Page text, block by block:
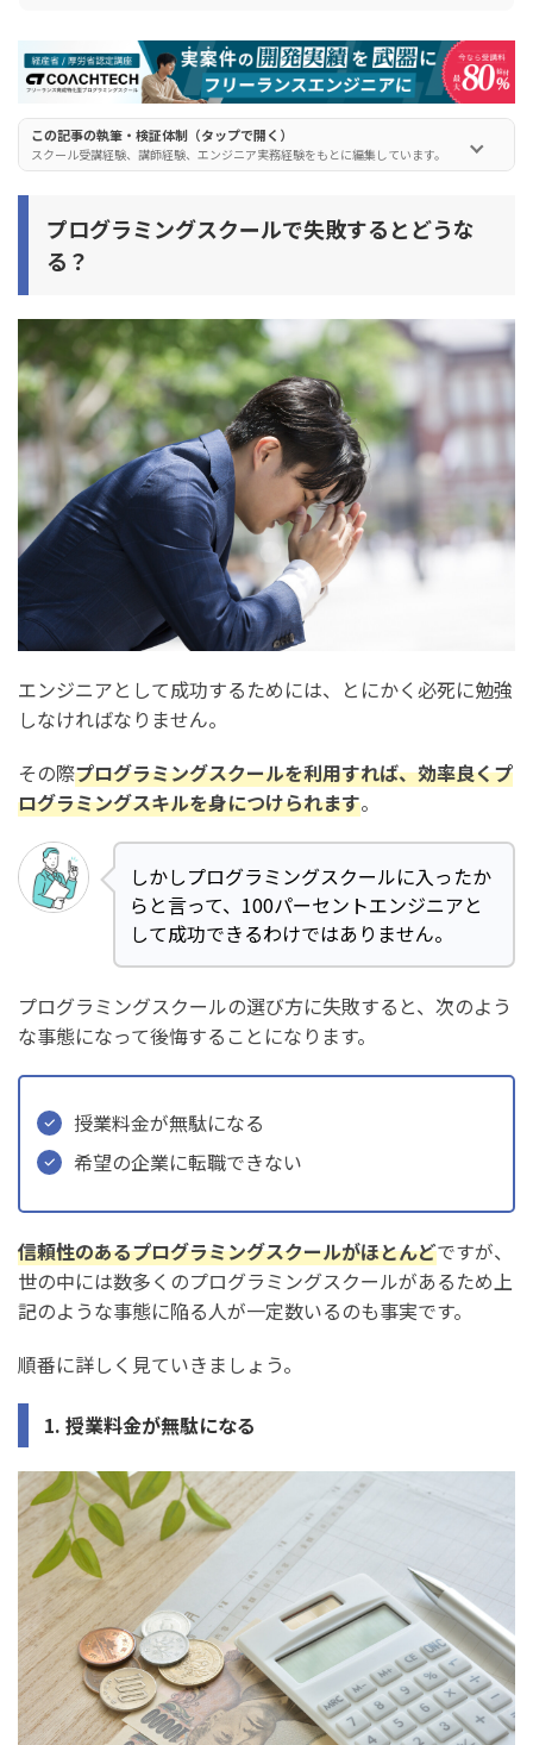
就業先を選ばせてくれず勝手に面談を組まれた
人に"教える"という事に関しては素人レベル
失敗しないプログラミングスクールの選び方
決めておく
選び方3. 就職支援やフリーランス向けサポートがあるか調
べる
プログラミングスクール受講開始後に失敗しない方法
失敗しない方法1. プログラミング学習の目的を決めておく
失敗しない方法2. 利用規約や契約書をしっかり確認する
失敗しない方法3. 学習時間に余裕がある時期に受講する
失敗しない方法4. 無料カウンセリングを利用する
失敗したくない人におすすめのプログラミングスクール
TechAcademy(テックアカデミー)
侍エンジニア(SAMURAI ENGINEER)
SHIFT TERAS CAMPUS(旧DMM WEBCAMP)
まとめ：プログラミングスクール選で失敗する理由【5人
の失敗談もご紹介】
この記事の執筆・検証体制（タップで開く）
スクール受講経験、講師経験、エンジニア実務経験をもとに編集しています。
プログラミングスクールで失敗するとどうな
る？
エンジニアとして成功するためには、とにかく必死に勉強
しなければなりません。
その際プログラミングスクールを利用すれば、効率良くプ
ログラミングスキルを身につけられます。
しかしプログラミングスクールに入ったか
らと言って、100パーセントエンジニアと
して成功できるわけではありません。
プログラミングスクールの選び方に失敗すると、次のよう
な事態になって後悔することになります。
授業料金が無駄になる
希望の企業に転職できない
信頼性のあるプログラミングスクールがほとんどですが、
世の中には数多くのプログラミングスクールがあるため上
記のような事態に陥る人が一定数いるのも事実です。
順番に詳しく見ていきましょう。
1. 授業料金が無駄になる